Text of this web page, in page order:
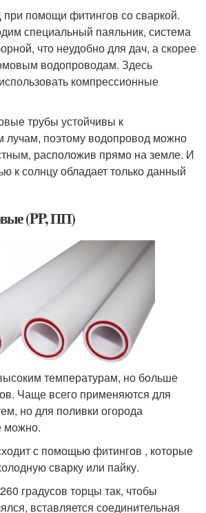
помощи фитингов со сваркой.
специальный паяльник, система
что неудобно для дач, а скорее
водопроводам. Здесь
компрессионные
трубы устойчивы к
лучам, поэтому водопровод можно
расположив прямо на земле. И
к солнцу обладает только данный
(PP, ПП)
температурам, но больше
Чаще всего применяются для
но для поливки огорода
можно.
с помощью фитингов , которые
сварку или пайку.
градусов торцы так, чтобы
вставляется соединительная